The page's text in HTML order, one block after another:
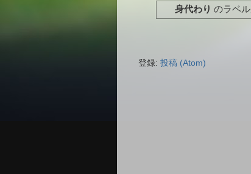
身代わり のラベ
登録: 投稿 (Atom)